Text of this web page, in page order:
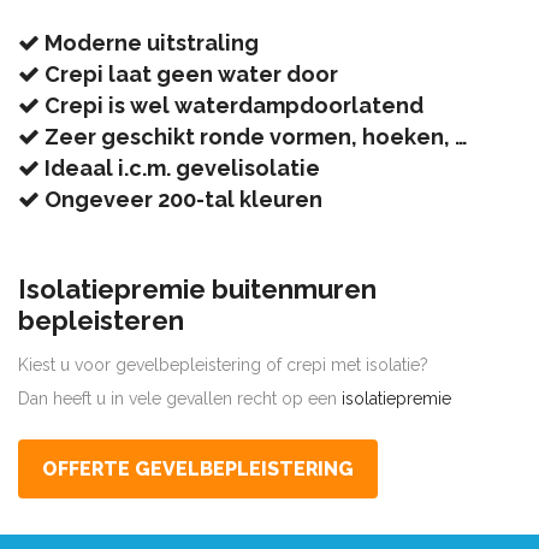
Moderne uitstraling
Crepi laat geen water door
Crepi is wel waterdampdoorlatend
Zeer geschikt ronde vormen, hoeken, …
Ideaal i.c.m. gevelisolatie
Ongeveer 200-tal kleuren
Isolatiepremie buitenmuren
bepleisteren
Kiest u voor gevelbepleistering of crepi met isolatie?
Dan heeft u in vele gevallen recht op een isolatiepremie
OFFERTE GEVELBEPLEISTERING